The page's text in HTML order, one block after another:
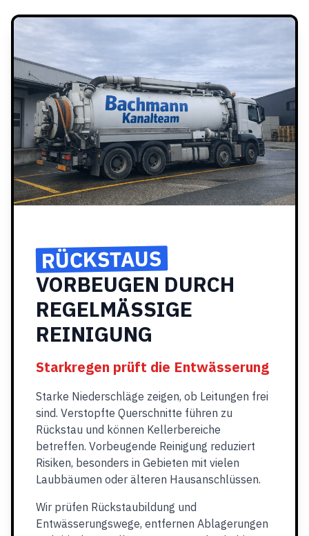
RÜCKSTAUS
VORBEUGEN DURCH
REGELMÄSSIGE
REINIGUNG
Starkregen prüft die Entwässerung
Starke Niederschläge zeigen, ob Leitungen frei
sind. Verstopfte Querschnitte führen zu
Rückstau und können Kellerbereiche
betreffen. Vorbeugende Reinigung reduziert
Risiken, besonders in Gebieten mit vielen
Laubbäumen oder älteren Hausanschlüssen.
Wir prüfen Rückstaubildung und
Entwässerungswege, entfernen Ablagerungen